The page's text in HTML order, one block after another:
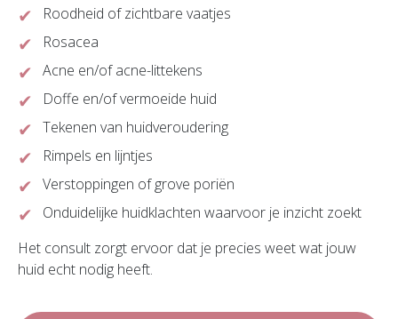
Roodheid of zichtbare vaatjes
Rosacea
Acne en/of acne-littekens
Doffe en/of vermoeide huid
Tekenen van huidveroudering
Rimpels en lijntjes
Verstoppingen of grove poriën
Onduidelijke huidklachten waarvoor je inzicht zoekt
Het consult zorgt ervoor dat je precies weet wat jouw
huid echt nodig heeft.